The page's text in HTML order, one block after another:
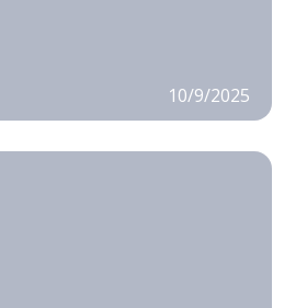
10/9/2025